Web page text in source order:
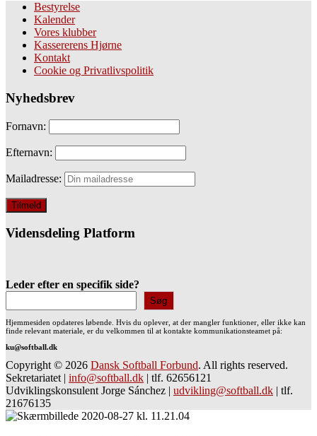
Bestyrelse
Kalender
Vores klubber
Kassererens Hjørne
Kontakt
Cookie og Privatlivspolitik
Nyhedsbrev
Fornavn:
Efternavn:
Mailadresse:
Vidensdeling Platform
Leder efter en specifik side?
Søg
Hjemmesiden opdateres løbende. Hvis du oplever, at der mangler funktioner, eller ikke kan
finde relevant materiale, er du velkommen til at kontakte kommunikationsteamet på:
ku@softball.dk
Copyright © 2026 Dansk Softball Forbund. All rights reserved.
Sekretariatet | info@softball.dk | tlf. 62656121
Udviklingskonsulent Jorge Sánchez | udvikling@softball.dk | tlf.
21676135